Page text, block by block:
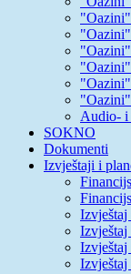
Audio- i
SOKNO
Dokumenti
Izvještaji i
Izvještaj
Izvještaj
Izvještaj
Izvještaj